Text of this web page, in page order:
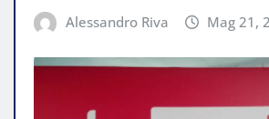
Alessandro Riva Mag 21,